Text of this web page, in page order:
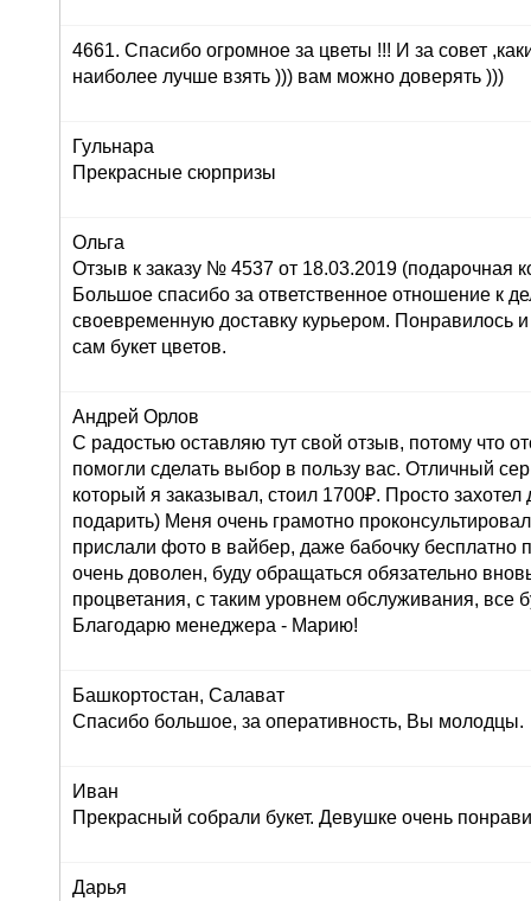
4661. Спасибо огромное за цветы !!! И за совет
наиболее лучше взять ))) вам можно доверять )))
Гульнара
Прекрасные сюрпризы
Ольга
Отзыв к заказу № 4537 от 18.03.2019 (подарочная
Большое спасибо за ответственное отношение к
своевременную доставку курьером. Понравилось
сам букет цветов.
Андрей Орлов
С радостью оставляю тут свой отзыв, потому что
помогли сделать выбор в пользу вас. Отличный
который я заказывал, стоил 1700₽. Просто
подарить) Меня очень грамотно
прислали фото в вайбер, даже бабочку бесплатно
очень доволен, буду обращаться обязательно
процветания, с таким уровнем обслуживания, все
Благодарю менеджера - Марию!
Башкортостан, Салават
Спасибо большое, за оперативность, Вы молодцы.
Иван
Прекрасный собрали букет. Девушке очень
Дарья